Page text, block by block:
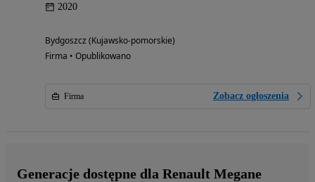
2020
Bydgoszcz (Kujawsko-pomorskie)
Firma • Opublikowano
Firma Zobacz ogłoszenia
Generacje dostępne dla Renault Megane